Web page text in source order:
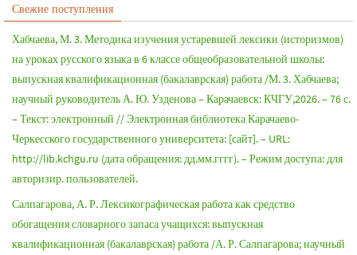
Свежие поступления
Хабчаева, М. 3. Методика изучения устаревшей лексики (историзмов)
на уроках русского языка в 6 классе общеобразовательной школы:
выпускная квалификационная (бакалаврская) работа /М. 3. Хабчаева;
научный руководитель А. Ю. Узденова – Карачаевск: КЧГУ,2026. – 76 с.
– Текст: электронный // Электронная библиотека Карачаево-
Черкесского государственного университета: [сайт]. – URL:
http://lib.kchgu.ru (дата обращения: дд.мм.гггг). – Режим доступа: для
авторизир. пользователей.
Салпагарова, А. Р. Лексикографическая работа как средство
обогащения словарного запаса учащихся: выпускная
квалификационная (бакалаврская) работа /А. Р. Салпагарова; научный